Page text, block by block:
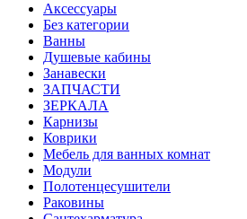
Аксессуары
Без категории
Ванны
Душевые кабины
Занавески
ЗАПЧАСТИ
ЗЕРКАЛА
Карнизы
Коврики
Мебель для ванных комнат
Модули
Полотенцесушители
Раковины